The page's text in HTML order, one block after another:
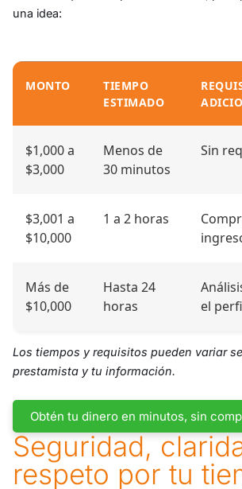
una idea:
MONTO
TIEMPO
ESTIMADO
$1,000 a
$3,000
Menos de
30 minutos
Sin
$3,001 a
$10,000
1 a 2 horas
Más de
$10,000
Hasta 24
horas
el
Los tiempos y requisitos pueden variar
prestamista y tu información.
Obtén tu dinero en minutos, sin
Seguridad,
respeto por tu